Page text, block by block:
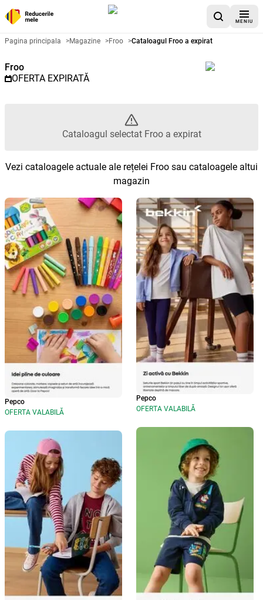
MENIU
Catalog promoțional Froo -
Pagina principala >Magazine >Froo >Cataloagul Froo a expirat
Froo
OFERTA EXPIRATĂ
Cataloagul selectat Froo a expirat
Vezi cataloagele actuale ale rețelei Froo sau cataloagele altui
magazin
Pepco
OFERTA VALABILĂ
Pepco
OFERTA VALABILĂ